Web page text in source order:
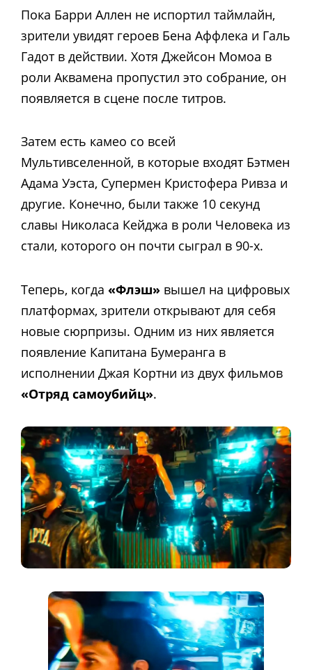
Пока Барри Аллен не испортил таймлайн,
зрители увидят героев Бена Аффлека и Галь
Гадот в действии. Хотя Джейсон Момоа в
роли Аквамена пропустил это собрание, он
появляется в сцене после титров.
Затем есть камео со всей
Мультивселенной, в которые входят Бэтмен
Адама Уэста, Супермен Кристофера Ривза и
другие. Конечно, были также 10 секунд
славы Николаса Кейджа в роли Человека из
стали, которого он почти сыграл в 90-х.
Теперь, когда «Флэш» вышел на цифровых
платформах, зрители открывают для себя
новые сюрпризы. Одним из них является
появление Капитана Бумеранга в
исполнении Джая Кортни из двух фильмов
«Отряд самоубийц».